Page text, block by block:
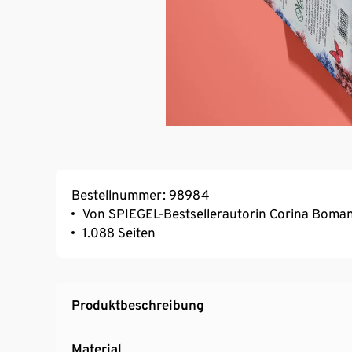
Bestellnummer: 98984
Von SPIEGEL-Bestsellerautorin Corina
1.088 Seiten
Produktbeschreibung
Material